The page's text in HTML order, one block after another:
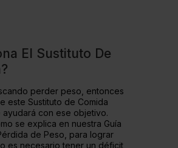
El Sustituto De
perder peso, entonces
este Sustituto de Comida
ayudará con ese objetivo.
se explica en nuestra Guía
de Peso, para lograr
es necesario tener un déficit